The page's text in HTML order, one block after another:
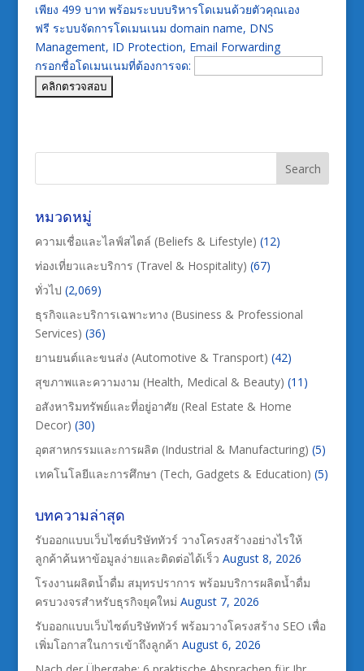
เพียง 499 บาท พร้อมระบบบริหารโดเมนด้วยตัวคุณเอง
ฟรี ระบบจัดการโดเมนเนม domain name, DNS
Management, ID Protection, Email Forwarding
กรอกชื่อโดเมนเนมที่ต้องการจด:
หมวดหมู่
ความเชื่อและไลฟ์สไตล์ (Beliefs & Lifestyle) (12)
ท่องเที่ยวและบริการ (Travel & Hospitality) (67)
ทั่วไป (2,069)
ธุรกิจและบริการเฉพาะทาง (Business & Professional
Services) (36)
ยานยนต์และขนส่ง (Automotive & Transport) (42)
สุขภาพและความงาม (Health, Medical & Beauty) (11)
อสังหาริมทรัพย์และที่อยู่อาศัย (Real Estate & Home
Decor) (30)
อุตสาหกรรมและการผลิต (Industrial & Manufacturing) (5)
เทคโนโลยีและการศึกษา (Tech, Gadgets & Education) (5)
บทความล่าสุด
รับออกแบบเว็บไซต์บริษัททัวร์ วางโครงสร้างอย่างไรให้
ลูกค้าค้นหาข้อมูลง่ายและติดต่อได้เร็ว August 8, 2026
โรงงานผลิตน้ำดื่ม สมุทรปราการ พร้อมบริการผลิตน้ำดื่ม
ครบวงจรสำหรับธุรกิจยุคใหม่ August 7, 2026
รับออกแบบเว็บไซต์บริษัททัวร์ พร้อมวางโครงสร้าง SEO เพื่อ
เพิ่มโอกาสในการเข้าถึงลูกค้า August 6, 2026